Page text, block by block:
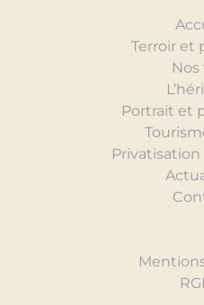
Terroir et
Nos
Portrait et